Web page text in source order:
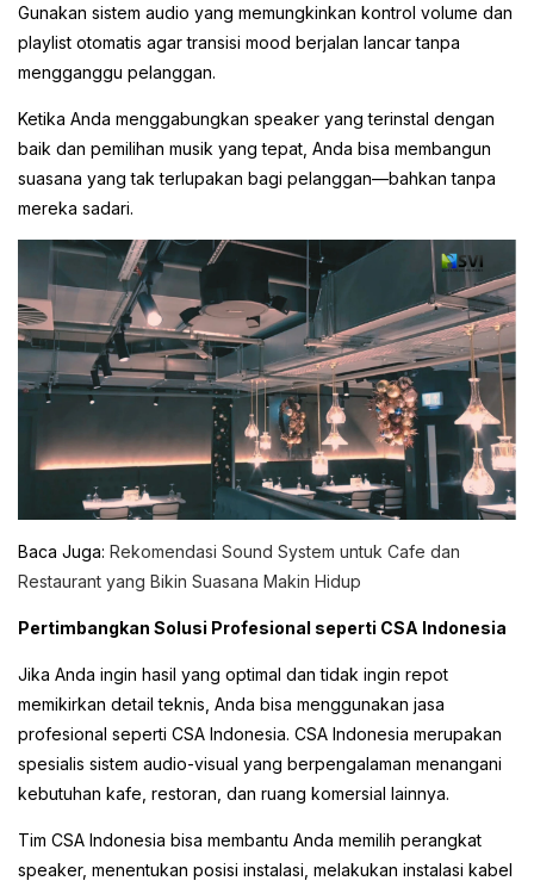
Gunakan sistem audio yang memungkinkan kontrol volume dan
playlist otomatis agar transisi mood berjalan lancar tanpa
mengganggu pelanggan.
Ketika Anda menggabungkan speaker yang terinstal dengan
baik dan pemilihan musik yang tepat, Anda bisa membangun
suasana yang tak terlupakan bagi pelanggan—bahkan tanpa
mereka sadari.
Baca Juga: Rekomendasi Sound System untuk Cafe dan
Restaurant yang Bikin Suasana Makin Hidup
Pertimbangkan Solusi Profesional seperti CSA Indonesia
Jika Anda ingin hasil yang optimal dan tidak ingin repot
memikirkan detail teknis, Anda bisa menggunakan jasa
profesional seperti CSA Indonesia. CSA Indonesia merupakan
spesialis sistem audio-visual yang berpengalaman menangani
kebutuhan kafe, restoran, dan ruang komersial lainnya.
Tim CSA Indonesia bisa membantu Anda memilih perangkat
speaker, menentukan posisi instalasi, melakukan instalasi kabel